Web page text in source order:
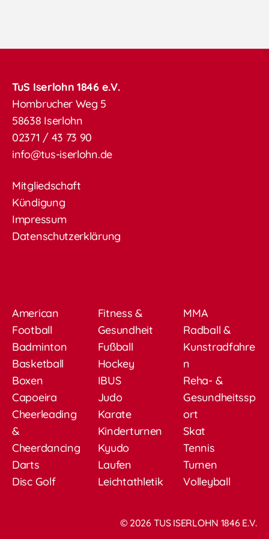
TuS Iserlohn 1846 e.V.
Hombrucher Weg 5
58638 Iserlohn
02371 / 43 73 90
info@tus-iserlohn.de
Mitgliedschaft
Kündigung
Impressum
Datenschutzerklärung
American
Football
Badminton
Basketball
Boxen
Capoeira
Cheerleading
&
Cheerdancing
Darts
Disc Golf
Fitness &
Gesundheit
Fußball
Hockey
IBUS
Judo
Karate
Kinderturnen
Kyudo
Laufen
Leichtathletik
MMA
Radball &
Kunstradfahre
n
Reha- &
Gesundheitssp
ort
Skat
Tennis
Turnen
Volleyball
© 2026 TUS ISERLOHN 1846 E.V.